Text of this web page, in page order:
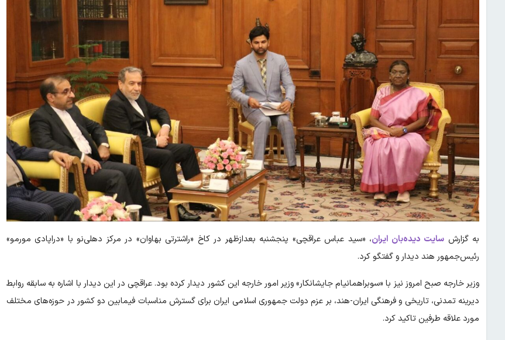
به گزارش سایت دیده‌بان ایران، «سید عباس عراقچی» پنجشنبه بعدازظهر در کاخ «راشترتی بهاوان» در مرکز دهلی‌نو با «دراپادی مورمو»
رئیس‌جمهور هند دیدار و گفتگو کرد.
وزیر خارجه صبح امروز نیز با «سوبراهمانیام جایشانکار» وزیر امور خارجه این کشور دیدار کرده بود. عراقچی در این دیدار با اشاره به سابقه روابط
دیرینه تمدنی، تاریخی و فرهنگی ایران-هند، بر عزم دولت جمهوری اسلامی ایران برای گسترش مناسبات فیمابین دو کشور در حوزه‌های مختلف
مورد علاقه طرفین تاکید کرد.